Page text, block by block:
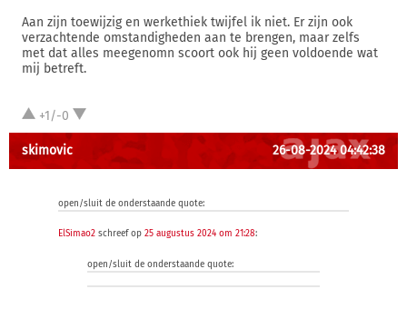
Aan zijn toewijzig en werkethiek twijfel ik niet. Er zijn ook
verzachtende omstandigheden aan te brengen, maar zelfs
met dat alles meegenomn scoort ook hij geen voldoende wat
mij betreft.
+1/-0
skimovic 26-08-2024 04:42:38
open/sluit de onderstaande quote:
ElSimao2 schreef op 25 augustus 2024 om 21:28:
open/sluit de onderstaande quote: